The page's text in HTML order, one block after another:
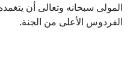
المولى سبحانه وتعالى أن
الفردوس الأعلى من الجنة.